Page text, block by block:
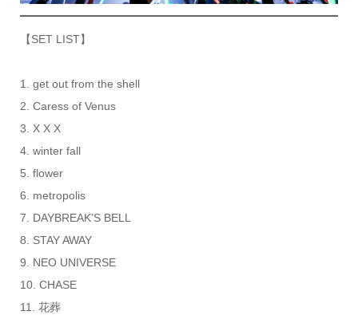
【SET LIST】
1. get out from the shell
2. Caress of Venus
3. X X X
4. winter fall
5. flower
6. metropolis
7. DAYBREAK’S BELL
8. STAY AWAY
9. NEO UNIVERSE
10. CHASE
11. 花葬